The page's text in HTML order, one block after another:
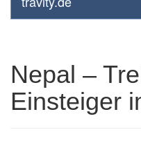
Nepal –
Einsteiger